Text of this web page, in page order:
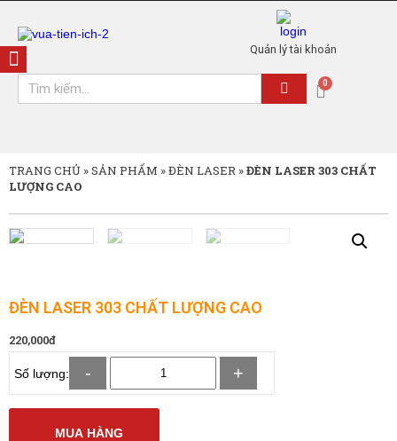
Quản lý tài khoản
TRANG CHỦ »SẢN PHẨM »ĐÈN LASER »ĐÈN LASER 303 CHẤT
LƯỢNG CAO
ĐÈN LASER 303 CHẤT LƯỢNG CAO
220,000đ
Số lượng: - +
MUA HÀNG